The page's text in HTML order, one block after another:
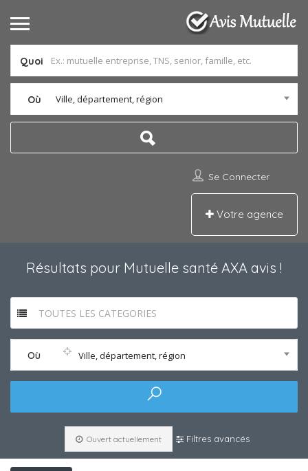
Quoi
Où Ville, département, région
Se Connecter
Votre agence
Résultats pour Mutuelle santé AXA avis !
TOUTES LES CATEGORIES
Où Ville, département, région
Ouvert actuellement Filtres avancés